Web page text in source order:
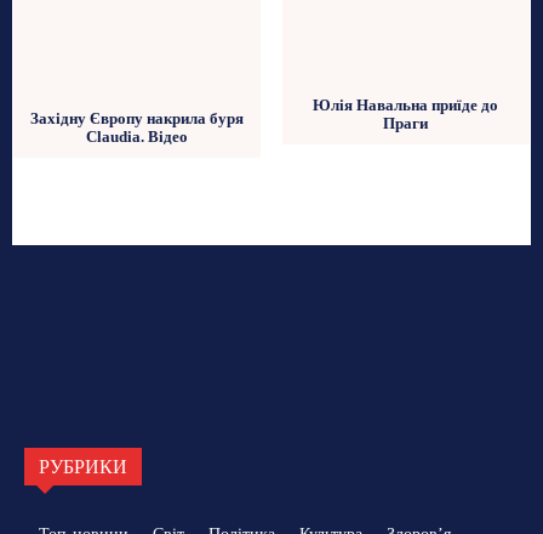
Західну Європу накрила буря
Claudia. Відео
Юлія Навальна приїде до
Праги
РУБРИКИ